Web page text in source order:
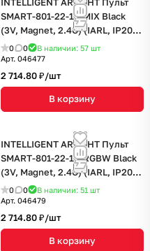
SMART-801-22-1G-MIX Black
(3V, Magnet, 2.4G) (IARL, IP20
Пластик, 5 лет)
0 0 В наличии: 57 шт
Арт. 046477
2 714.80 ₽/шт
В корзину
INTELLIGENT ARLIGHT Пульт
SMART-801-22-1G-RGBW Black
(3V, Magnet, 2.4G) (IARL, IP20
Пластик, 5 лет)
0 0 В наличии: 51 шт
Арт. 046479
2 714.80 ₽/шт
В корзину